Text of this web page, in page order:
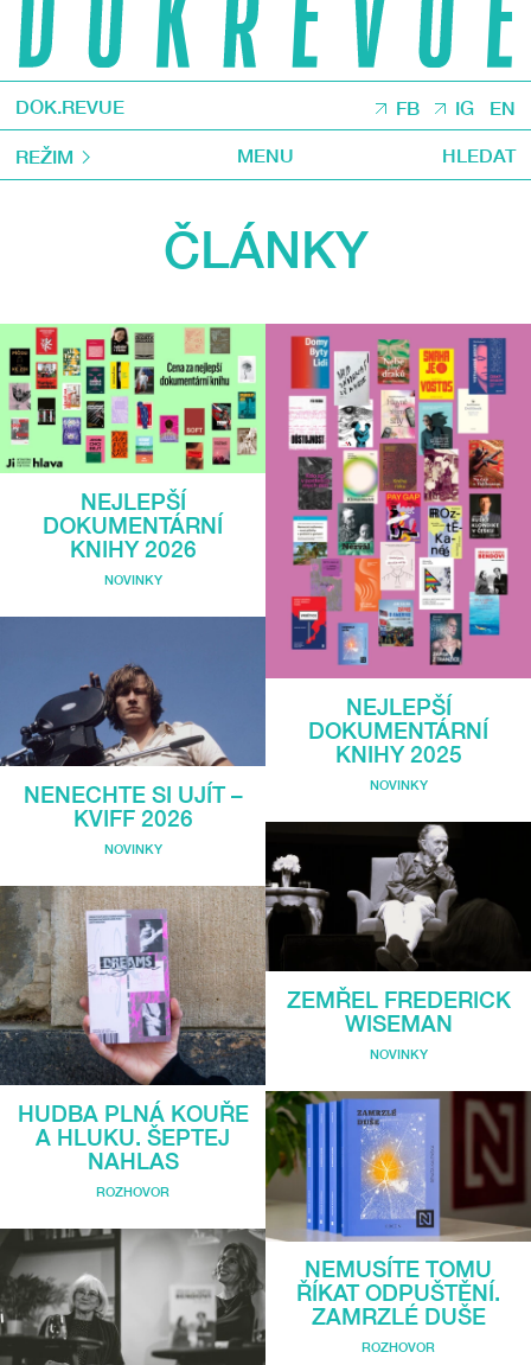
DOK.REVUE FB IG EN
REŽIM MENU HLEDAT
ČLÁNKY
NEJLEPŠÍ
DOKUMENTÁRNÍ
KNIHY 2026
NOVINKY
NENECHTE SI UJÍT –
KVIFF 2026
NOVINKY
HUDBA PLNÁ KOUŘE
A HLUKU. ŠEPTEJ
NAHLAS
ROZHOVOR
NEJLEPŠÍ
DOKUMENTÁRNÍ
KNIHY 2025
NOVINKY
ZEMŘEL FREDERICK
WISEMAN
NOVINKY
NEMUSÍTE TOMU
ŘÍKAT ODPUŠTĚNÍ.
ZAMRZLÉ DUŠE
ROZHOVOR